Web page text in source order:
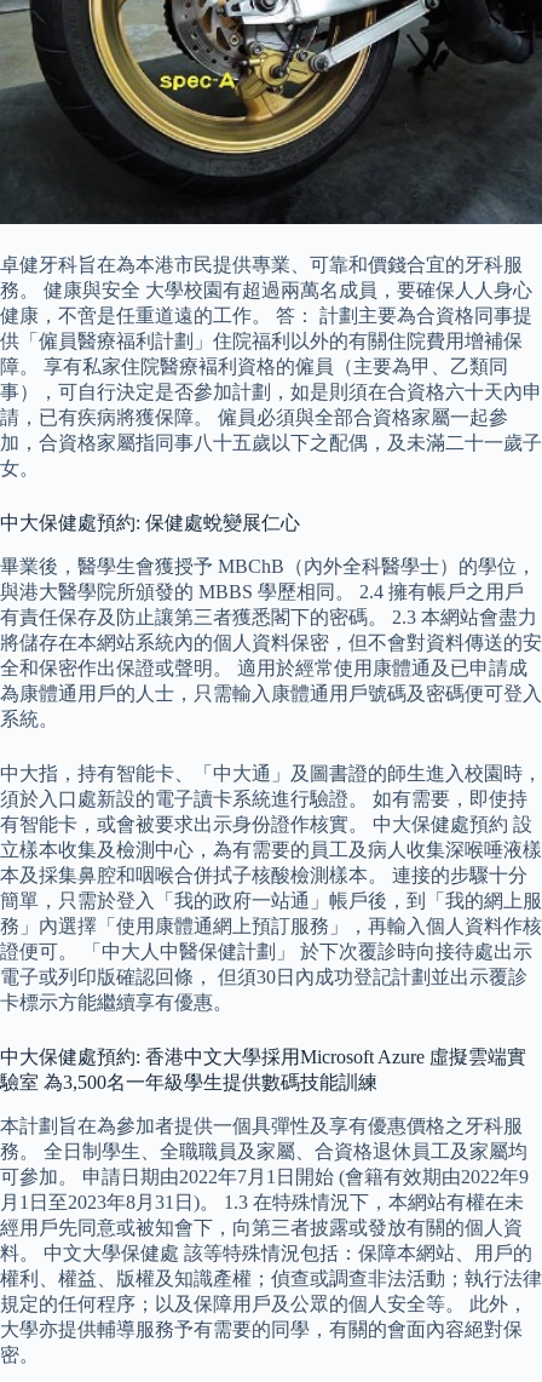
卓健牙科旨在為本港市民提供專業、可靠和價錢合宜的牙科服
務。 健康與安全 大學校園有超過兩萬名成員，要確保人人身心
健康，不啻是任重道遠的工作。 答： 計劃主要為合資格同事提
供「僱員醫療福利計劃」住院福利以外的有關住院費用增補保
障。 享有私家住院醫療褔利資格的僱員（主要為甲、乙類同
事），可自行決定是否參加計劃，如是則須在合資格六十天內申
請，已有疾病將獲保障。 僱員必須與全部合資格家屬一起參
加，合資格家屬指同事八十五歲以下之配偶，及未滿二十一歲子
女。
中大保健處預約: 保健處蛻變展仁心
畢業後，醫學生會獲授予 MBChB（內外全科醫學士）的學位，
與港大醫學院所頒發的 MBBS 學歷相同。 2.4 擁有帳戶之用戶
有責任保存及防止讓第三者獲悉閣下的密碼。 2.3 本網站會盡力
將儲存在本網站系統內的個人資料保密，但不會對資料傳送的安
全和保密作出保證或聲明。 適用於經常使用康體通及已申請成
為康體通用戶的人士，只需輸入康體通用戶號碼及密碼便可登入
系統。
中大指，持有智能卡、「中大通」及圖書證的師生進入校園時，
須於入口處新設的電子讀卡系統進行驗證。 如有需要，即使持
有智能卡，或會被要求出示身份證作核實。 中大保健處預約 設
立樣本收集及檢測中心，為有需要的員工及病人收集深喉唾液樣
本及採集鼻腔和咽喉合併拭子核酸檢測樣本。 連接的步驟十分
簡單，只需於登入「我的政府一站通」帳戶後，到「我的網上服
務」內選擇「使用康體通網上預訂服務」，再輸入個人資料作核
證便可。 「中大人中醫保健計劃」 於下次覆診時向接待處出示
電子或列印版確認回條， 但須30日內成功登記計劃並出示覆診
卡標示方能繼續享有優惠。
中大保健處預約: 香港中文大學採用Microsoft Azure 虛擬雲端實
驗室 為3,500名一年級學生提供數碼技能訓練
本計劃旨在為參加者提供一個具彈性及享有優惠價格之牙科服
務。 全日制學生、全職職員及家屬、合資格退休員工及家屬均
可參加。 申請日期由2022年7月1日開始 (會籍有效期由2022年9
月1日至2023年8月31日)。 1.3 在特殊情況下，本網站有權在未
經用戶先同意或被知會下，向第三者披露或發放有關的個人資
料。 中文大學保健處 該等特殊情況包括：保障本網站、用戶的
權利、權益、版權及知識產權；偵查或調查非法活動；執行法律
規定的任何程序；以及保障用戶及公眾的個人安全等。 此外，
大學亦提供輔導服務予有需要的同學，有關的會面內容絕對保
密。